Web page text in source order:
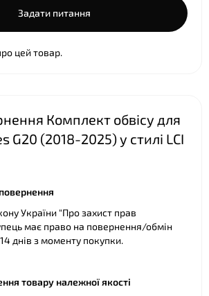
Задати питання
цей товар.
Комплект обвісу для
G20 (2018-2025) у стилі LCI
України "Про захист прав
має право на повернення/обмін
днів з моменту покупки.
товару належної якості